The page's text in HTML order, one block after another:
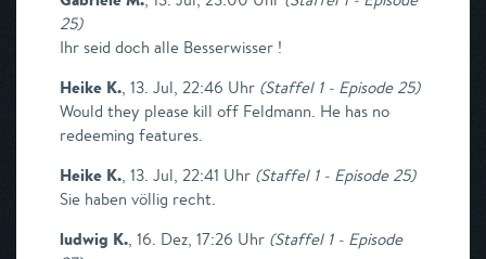
25)
Ihr seid doch alle Besserwisser !
Heike K., 13. Jul, 22:46 Uhr (Staffel 1 - Episode 25)
Would they please kill off Feldmann. He has no
redeeming features.
Heike K., 13. Jul, 22:41 Uhr (Staffel 1 - Episode 25)
Sie haben völlig recht.
ludwig K., 16. Dez, 17:26 Uhr (Staffel 1 - Episode